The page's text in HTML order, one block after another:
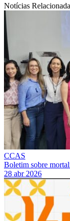
Notícias
CCAS
Boletim sobre
28 abr 2026